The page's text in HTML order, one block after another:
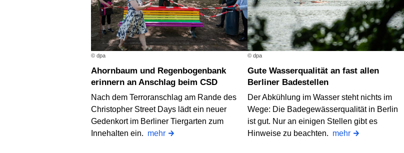
© dpa
Ahornbaum und Regenbogenbank
erinnern an Anschlag beim CSD
Nach dem Terroranschlag am Rande des
Christopher Street Days lädt ein neuer
Gedenkort im Berliner Tiergarten zum
Innehalten ein. mehr
© dpa
Gute Wasserqualität an fast allen
Berliner Badestellen
Der Abkühlung im Wasser steht nichts im
Wege: Die Badegewässerqualität in Berlin
ist gut. Nur an einigen Stellen gibt es
Hinweise zu beachten. mehr